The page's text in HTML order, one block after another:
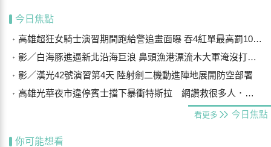
今日焦點
高雄超狂女騎士演習期間跑給警追畫面曝 吞4紅單最高罰10萬被送醫
影／白海豚進逼新北沿海巨浪 鼻頭漁港漂流木大軍淹沒打上岸
影／漢光42號演習第4天 陸射劍二機動進陣地展開防空部署
高雄光華夜市違停賓士擋下暴衝特斯拉 網讚救很多人．．車主曝光是他
看更多 今日焦點
你可能想看